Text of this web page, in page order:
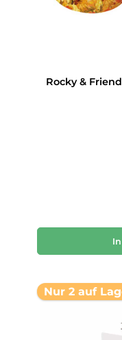
Rocky &
Nur 2 auf